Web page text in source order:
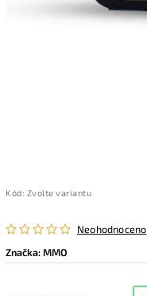
Kód: Zvolte variantu
Neohodnoceno
Značka:MMO